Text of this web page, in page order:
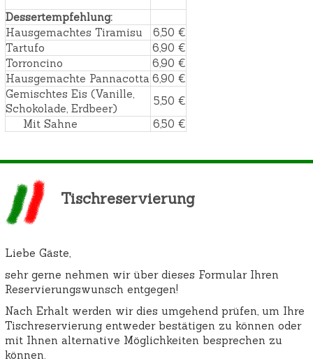
Dessertempfehlung:
Hausgemachtes Tiramisu
6,50 €
Tartufo
6,90 €
Torroncino
6,90 €
Hausgemachte Pannacotta 6,90 €
Gemischtes Eis (Vanille,
Schokolade, Erdbeer)
5,50 €
Mit Sahne
6,50 €
Tischreservierung
Liebe Gäste,
sehr gerne nehmen wir über dieses Formular Ihren
Reservierungswunsch entgegen!
Nach Erhalt werden wir dies umgehend prüfen, um Ihre
Tischreservierung entweder bestätigen zu können oder
mit Ihnen alternative Möglichkeiten besprechen zu
können.